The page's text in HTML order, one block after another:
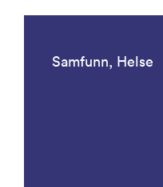
Samfunn, Helse